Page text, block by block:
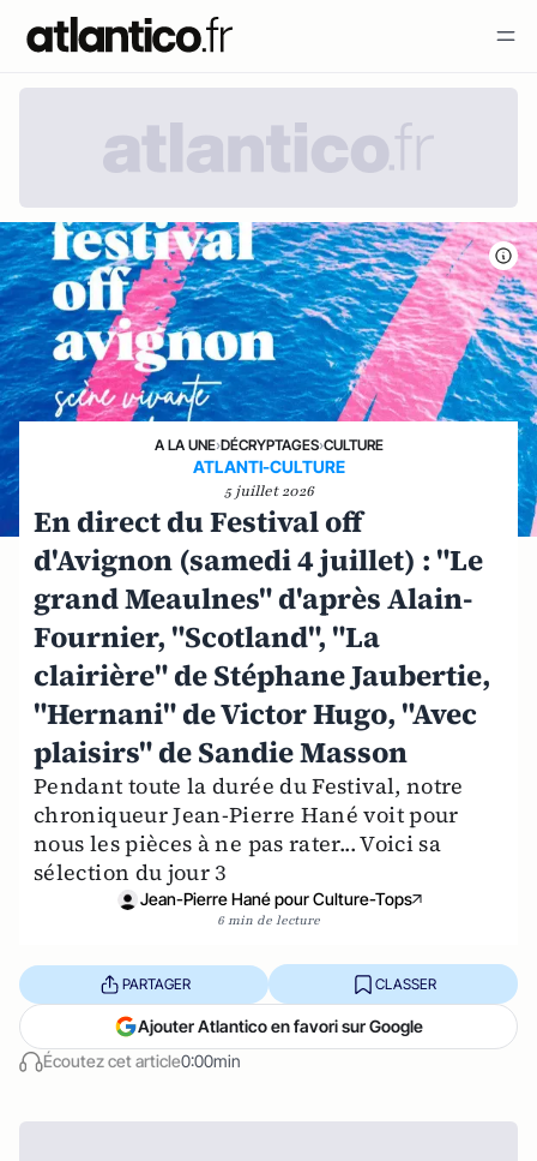
A LA UNE›DÉCRYPTAGES›CULTURE
ATLANTI-CULTURE
5 juillet 2026
En direct du Festival off
d'Avignon (samedi 4 juillet) : "Le
grand Meaulnes" d'après Alain-
Fournier, "Scotland", "La
clairière" de Stéphane Jaubertie,
"Hernani" de Victor Hugo, "Avec
plaisirs" de Sandie Masson
Pendant toute la durée du Festival, notre
chroniqueur Jean-Pierre Hané voit pour
nous les pièces à ne pas rater... Voici sa
sélection du jour 3
Jean-Pierre Hané pour Culture-Tops
6 min de lecture
Écoutez cet article0:00min
PARTAGER CLASSER
Ajouter Atlantico en favori sur Google